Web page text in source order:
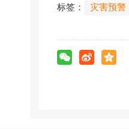
标签： 灾害预警